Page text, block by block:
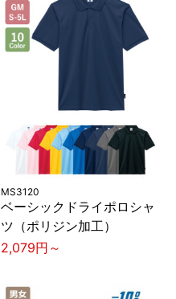
MS3120
ベーシックドライポロシャ
ツ（ポリジン加工）
2,079円～